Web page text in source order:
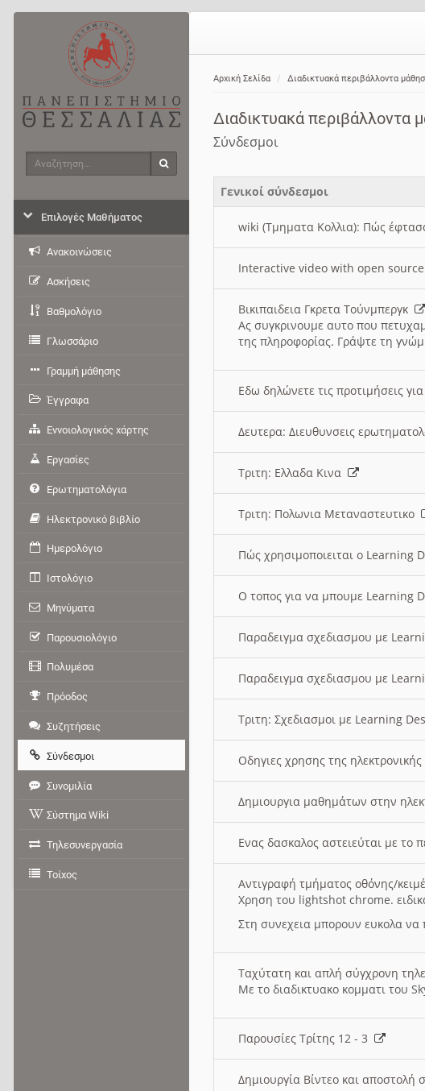
Αρχική Σελίδα Διαδικτυακά περιβάλλοντα
Διαδικτυακά περιβάλλοντα
Σύνδεσμοι
Γενικοί σύνδεσμοι
wiki (Τμηματα Κολλια): Πώς
Interactive video with open
Βικιπαιδεια Γκρετα Τούνμπεργκ
Ας συγκρινουμε αυτο που
της πληροφορίας. Γράψτε τη
Εδω δηλώνετε τις προτιμήσεις
Δευτερα: Διευθυνσεις
Τριτη: Ελλαδα Κινα
Τριτη: Πολωνια Μεταναστευτικο
Πώς χρησιμοποιειται ο Learning
O τοπος για να μπουμε Learning
Παραδειγμα σχεδιασμου με
Παραδειγμα σχεδιασμου με
Τριτη: Σχεδιασμοι με Learning
Οδηγιες χρησης της
Δημιουργια μαθημάτων στην
Ενας δασκαλος αστειεύται με
Αντιγραφή τμήματος οθόνης/
Χρηση του lightshot chrome.
Στη συνεχεια μπορουν ευκολα να
Ταχύτατη και απλή σύγχρονη
Με το διαδικτυακο κομματι του
Παρουσίες Τρίτης 12 - 3
Δημιουργία Βίντεο και
Αναζήτηση
Επιλογές Μαθήματος
Ανακοινώσεις
Ασκήσεις
Βαθμολόγιο
Γλωσσάριο
Γραμμή μάθησης
Έγγραφα
Εννοιολογικός χάρτης
Εργασίες
Ερωτηματολόγια
Ηλεκτρονικό βιβλίο
Ημερολόγιο
Ιστολόγιο
Μηνύματα
Παρουσιολόγιο
Πολυμέσα
Πρόοδος
Συζητήσεις
Σύνδεσμοι
Συνομιλία
Σύστημα Wiki
Τηλεσυνεργασία
Τοίχος